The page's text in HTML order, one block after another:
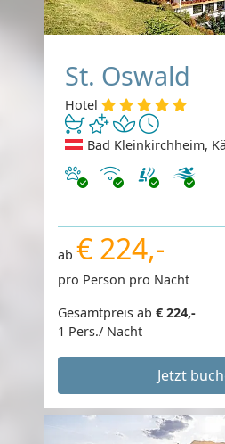
St. Oswald
Hotel
Bad Kleinkirchheim,
Haustiere erlaubt
Internet
ab € 224,-
pro Person pro Nacht
Gesamtpreis ab € 224,-
1 Pers./ Nacht
Jetzt